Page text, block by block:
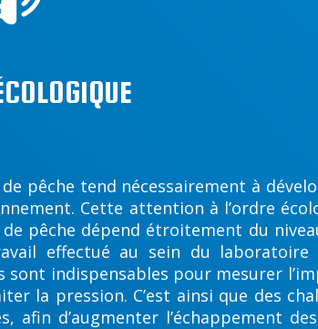
pêche tend nécessairement à
Cette attention à l’ordre
pêche dépend étroitement du
effectué au sein du
indispensables pour mesurer
la pression. C’est ainsi que des
afin d’augmenter l’échappement